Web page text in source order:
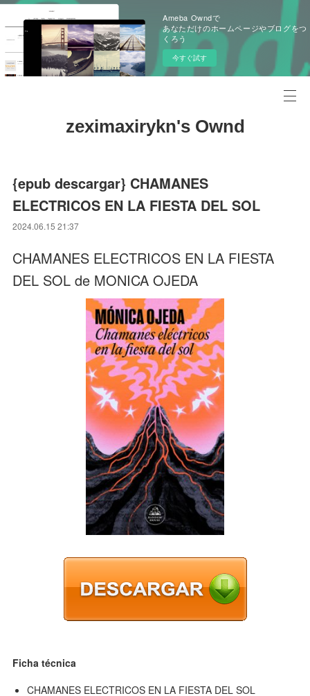
Ameba Owndで
あなただけのホームページやブログをつ
くろう
今すぐ試す
zeximaxirykn's Ownd
{epub descargar} CHAMANES
ELECTRICOS EN LA FIESTA DEL SOL
2024.06.15 21:37
CHAMANES ELECTRICOS EN LA FIESTA
DEL SOL de MONICA OJEDA
Ficha técnica
CHAMANES ELECTRICOS EN LA FIESTA DEL SOL